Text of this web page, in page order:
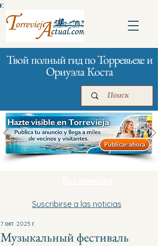
Твой полный гид по Торревьехе и
Ориуэла Коста
Главная Реклама
Suscribirse a las noticias
Музыкальный фестиваль
7 окт. 2025 г.